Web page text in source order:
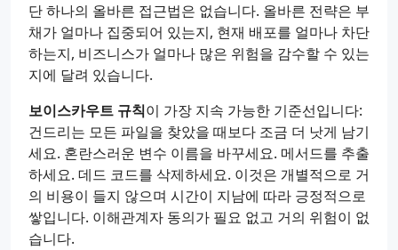
단 하나의 올바른 접근법은 없습니다. 올바른 전략은 부
채가 얼마나 집중되어 있는지, 현재 배포를 얼마나 차단
하는지, 비즈니스가 얼마나 많은 위험을 감수할 수 있는
지에 달려 있습니다.
보이스카우트 규칙이 가장 지속 가능한 기준선입니다:
건드리는 모든 파일을 찾았을 때보다 조금 더 낫게 남기
세요. 혼란스러운 변수 이름을 바꾸세요. 메서드를 추출
하세요. 데드 코드를 삭제하세요. 이것은 개별적으로 거
의 비용이 들지 않으며 시간이 지남에 따라 긍정적으로
쌓입니다. 이해관계자 동의가 필요 없고 거의 위험이 없
습니다.